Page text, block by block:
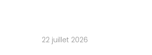
22 juillet 2026